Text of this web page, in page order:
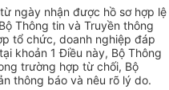
ngày nhận được hồ sơ hợp lệ
Thông tin và Truyền thông
tổ chức, doanh nghiệp đáp
khoản 1 Điều này, Bộ Thông
trường hợp từ chối, Bộ
thông báo và nêu rõ lý do.